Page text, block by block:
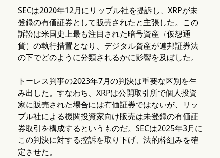
SECは2020年12月にリップル社を提訴し、XRPが未
登録の有価証券として販売されたと主張した。この
訴訟は米国史上最も注目された暗号資産（仮想通
貨）の執行措置となり、デジタル資産が連邦証券法
の下でどのように分類されるかに影響を及ぼした。
トーレス判事の2023年7月の判決は重要な区別を生
み出した。すなわち、XRPは公開取引所で個人投資
家に販売された場合には有価証券ではないが、リッ
プル社による機関投資家向け販売は未登録の有価証
券取引を構成するというものだ。SECは2025年3月に
この判決に対する控訴を取り下げ、法的枠組みを確
定させた。